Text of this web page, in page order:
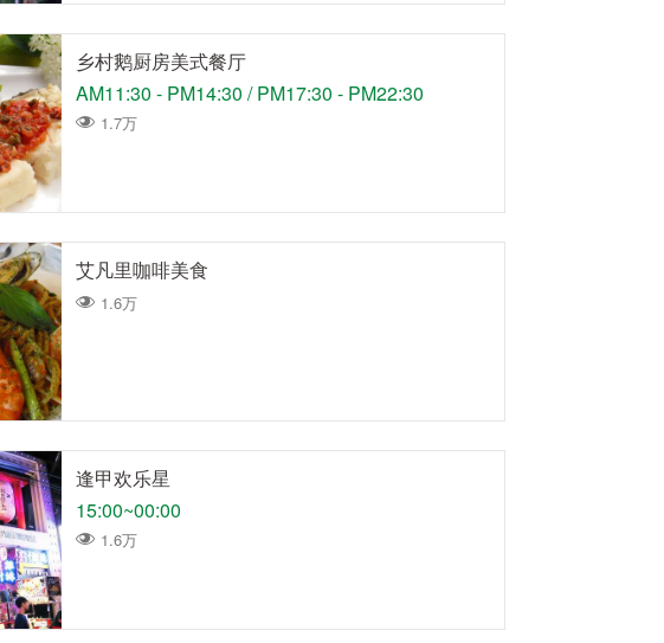
乡村鹅厨房美式餐厅
AM11:30 - PM14:30 / PM17:30 - PM22:30
1.7万
艾凡里咖啡美食
1.6万
逢甲欢乐星
15:00~00:00
1.6万